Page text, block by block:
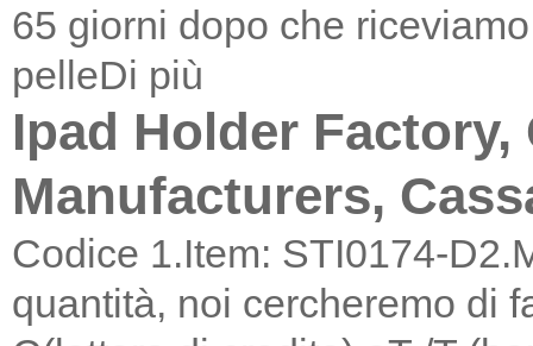
65 giorni dopo che
pelleDi più
Ipad Holder
Manufacturers,
Codice 1.Item: STI0174-
quantità, noi cercheremo di